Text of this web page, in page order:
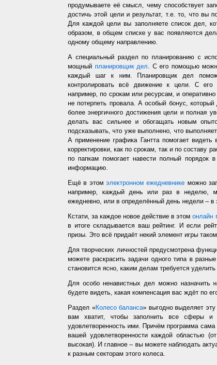
продумываете её смысл, чему способствует
достичь этой цели и результат, т.е. то, что вы
Для каждой цели вы заполняете список дел,
образом, в общем списке у вас появляются
одному общему направлению.
А специальный раздел по планированию с
мощный планировщик дел. С его помощью
каждый шаг к ним. Планировщик дел
контролировать всё движение к цели. С
например, по срокам или ресурсам, и
не потерпеть провала. А особый бонус,
более энергичного достижения цели и полная
делать вас сильнее и обогащать новым
подсказывать, что уже выполнено, что
А применение графика Гантта помогает
корректировки, как по срокам, так и по составу
по папкам помогает навести полный порядок
информацию.
Ещё в этомэлектронном ежедневнике можно
например, каждый день или раз в неделю,
ежедневно, или в определённый день недели – в
Кстати, за каждое новое действие в этомонлайн
в итоге складывается ваш рейтинг. И если
призы. Это всё придаёт некий элемент игры
Для творческих личностей предусмотрена
можете раскрасить задачи одного типа в
становится ясно, каким делам требуется
Для особо ненавистных дел можно назначить
будете видеть, какая компенсация вас ждёт по
Раздел «Колесо баланса» выгодно выделяет
вам хватит, чтобы заполнить все сферы и
удовлетворенность ими. Причём программа
вашей удовлетворенности каждой областью
высокая). И главное – вы можете наблюдать
к разным секторам этого колеса.